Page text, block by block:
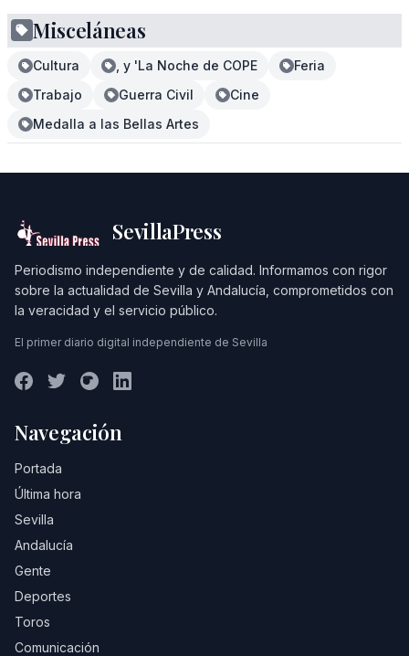
Misceláneas
Cultura , y 'La Noche de COPE
Feria
Trabajo
Guerra Civil
Cine
Medalla a las Bellas Artes
SevillaPress
Periodismo independiente y de calidad. Informamos con rigor
sobre la actualidad de Sevilla y Andalucía, comprometidos con
la veracidad y el servicio público.
El primer diario digital independiente de Sevilla
Navegación
Portada
Última hora
Sevilla
Andalucía
Gente
Deportes
Toros
Comunicación